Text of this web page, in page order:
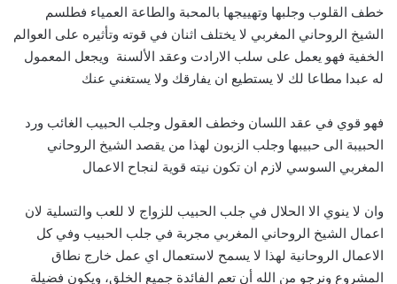
خطف القلوب وجلبها وتهييجها بالمحبة والطاعة العمياء فطلسم
الشيخ الروحاني المغربي لا يختلف اثنان في قوته وتأثيره على العوالم
الخفية فهو يعمل على سلب الارادت وعقد الألسنة ويجعل المعمول
له عبدا مطاعا لك لا يستطيع ان يفارقك ولا يستغني عنك
فهو قوي في عقد اللسان وخطف العقول وجلب الحبيب الغائب ورد
الحبيبة الى حبيبها وجلب الزبون لهذا من يقصد الشيخ الروحاني
المغربي السوسي لازم ان تكون نيته قوية لنجاح الاعمال
وان لا ينوي الا الحلال في جلب الحبيب للزواج لا للعب والتسلية لان
اعمال الشيخ الروحاني المغربي مجربة في جلب الحبيب وفي كل
الاعمال الروحانية لهذا لا يسمح لاستعمال اي عمل خارج نطاق
المشروع ونرجو من الله أن تعم الفائدة جميع الخلق، ويكون فضيلة